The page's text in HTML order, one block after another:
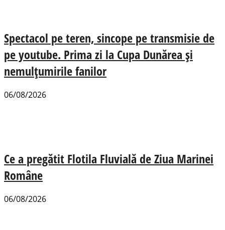
Spectacol pe teren, sincope pe transmisie de
pe youtube. Prima zi la Cupa Dunărea și
nemulțumirile fanilor
06/08/2026
Ce a pregătit Flotila Fluvială de Ziua Marinei
Române
06/08/2026